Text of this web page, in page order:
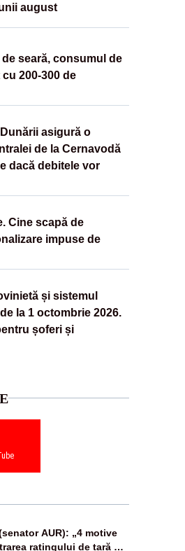
august
seară, consumul de
200-300 de
asigură o
de la Cernavodă
dacă debitele vor
Cine scapă de
impuse de
și sistemul
la 1 octombrie 2026.
șoferi și
AUR): „4 motive
ratingului de țară nu